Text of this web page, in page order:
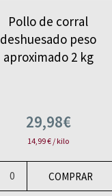
Pollo de corral
deshuesado peso
aproximado 2 kg
29,98€
14,99 € / kilo
COMPRAR